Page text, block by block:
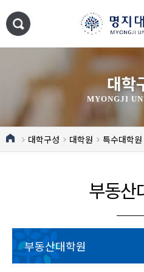
대학
MYONGJI
대학구성 대학원 특수대학원
부동산
부동산대학원